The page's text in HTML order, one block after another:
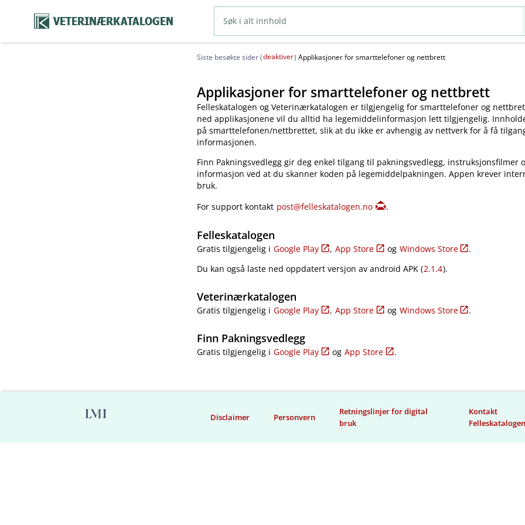
VETERINÆRKATALOGEN
Siste besøkte sider (deaktiver) Applikasjoner for smarttelefoner og nettbrett
Applikasjoner for smarttelefoner og nettbrett
Felleskatalogen og Veterinærkatalogen er tilgjengelig for smarttelefoner og
ned applikasjonene vil du alltid ha legemiddelinformasjon lett tilgjengelig.
på smarttelefonen​/​nettbrettet, slik at du ikke er avhengig av nettverk for å få
informasjonen.
Finn Pakningsvedlegg gir deg enkel tilgang til pakningsvedlegg, instruksjonsfilmer
informasjon ved at du skanner koden på legemiddelpakningen. Appen krever
bruk.
For support kontakt post@felleskatalogen.no .
Felleskatalogen
Gratis tilgjengelig i Google Play , App Store og Windows Store
.
Du kan også laste ned oppdatert versjon av android APK (2.1.4).
Veterinærkatalogen
Gratis tilgjengelig i Google Play , App Store og Windows Store .
Finn Pakningsvedlegg
Gratis tilgjengelig i Google Play og App Store .
Disclaimer Personvern
Retningslinjer for digital
bruk
Kontakt
Felleskatalogen